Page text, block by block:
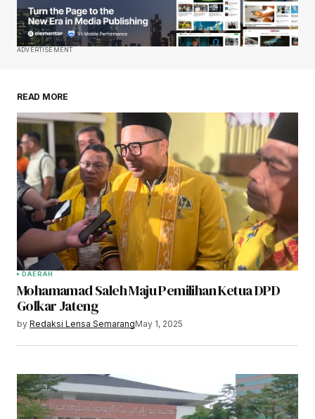
ADVERTISEMENT
READ MORE
DAERAH
Mohamamad Saleh Maju Pemilihan Ketua DPD
Golkar Jateng
by Redaksi Lensa SemarangMay 1, 2025